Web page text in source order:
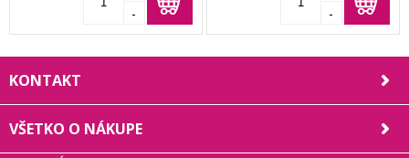
-
-
KONTAKT
VŠETKO O NÁKUPE